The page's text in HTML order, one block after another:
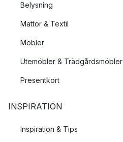
Belysning
Mattor & Textil
Möbler
Utemöbler & Trädgårdsmöbler
Presentkort
INSPIRATION
Inspiration & Tips